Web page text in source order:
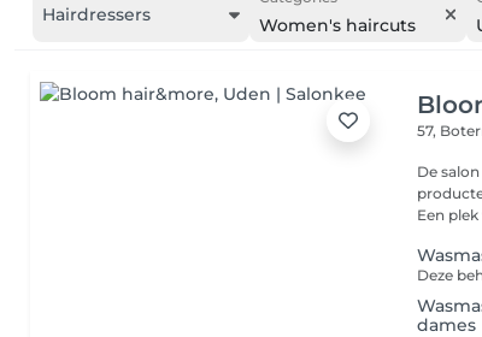
Hairdressers Women's haircuts
57,
De
Een plek
dames